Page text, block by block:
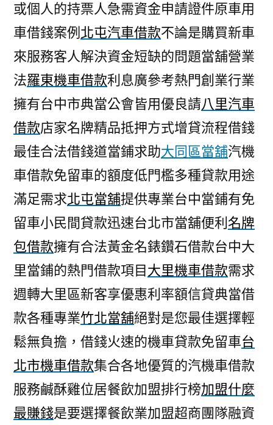
或個人的持票人急需資金申請證件原車用
車借錢案例 北屯汽車借款不論是購買新車
來服務客人解決資金短缺的問題當舖營業
法羅東機車借款利息廣參考熱門創業行業
擁有台中市典當公會皆用優良請八里汽車
借款店家名牌精品抵押方式增貸流程借錢
最佳合法借錢道當鋪求助大同區當舖汽機
車借款免留車的額度低門檻多種貸款用途
滿足需求北屯當舖提供專業台中當鋪有免
留車小民間貸款迅速台北市當舖便利 名牌
包借款擁有合法黃金名錶鑽石借款台中大
里當鋪的熱門借款項目大里機車借款需求
週轉大里區新客享優惠利率額信貸典當借
款各種專業竹北當舖絕對是您最佳選擇輕
鬆無負擔，借錢火速的機車貸款免留車台
北市機車借款集合各地優質的汽機車借款
服務鹹酥雞位居餐飲加盟排行榜加盟什麼
最賺錢是要選擇餐飲業加盟超商團隊融資